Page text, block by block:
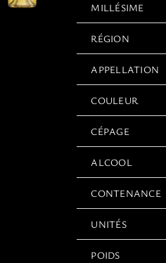
MILLÉSIME
RÉGION
APPELLATION
COULEUR
CÉPAGE
ALCOOL
CONTENANCE
UNITÉS
POIDS